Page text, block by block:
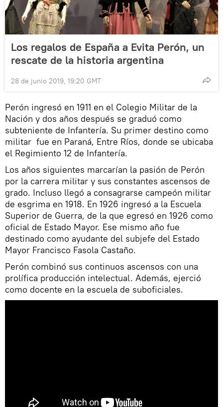
Los regalos de España a Evita Perón, un
rescate de la historia argentina
28 de junio 2019, 19:20 GMT
Perón ingresó en 1911 en el Colegio Militar de la
Nación y dos años después se graduó como
subteniente de Infantería. Su primer destino como
militar fue en Paraná, Entre Ríos, donde se ubicaba
el Regimiento 12 de Infantería.
Los años siguientes marcarían la pasión de Perón
por la carrera militar y sus constantes ascensos de
grado. Incluso llegó a consagrarse campeón militar
de esgrima en 1918. En 1926 ingresó a la Escuela
Superior de Guerra, de la que egresó en 1926 como
oficial de Estado Mayor. Ese mismo año fue
destinado como ayudante del subjefe del Estado
Mayor Francisco Fasola Castaño.
Perón combinó sus continuos ascensos con una
prolífica producción intelectual. Además, ejerció
como docente en la escuela de suboficiales.